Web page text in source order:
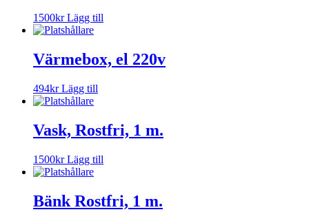
1500kr Lägg till
Värmebox, el 220v
494kr Lägg till
Vask, Rostfri, 1 m.
1500kr Lägg till
Bänk Rostfri, 1 m.